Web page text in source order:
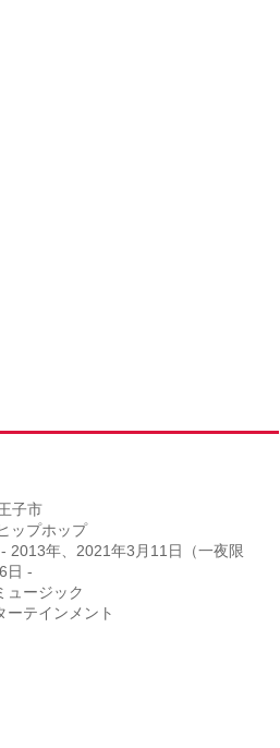
子市
ップホップ
2013年、2021年3月11日（一夜限
日 -
ュージック
ーテインメント